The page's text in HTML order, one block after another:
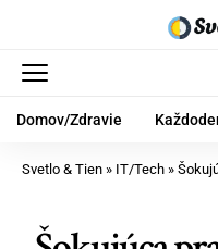
Domov/Zdravie
Svetlo & Tien » IT/Tech » Šokujúca